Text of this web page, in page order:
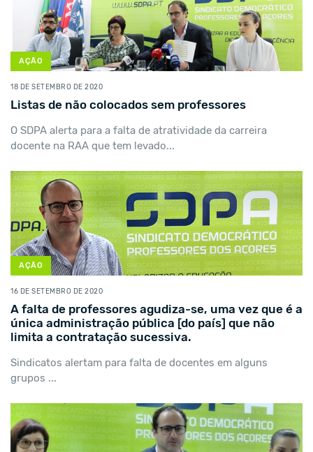
AÇÃO
18 DE SETEMBRO DE 2020
Listas de não colocados sem professores
O SDPA alerta para a falta de atratividade da carreira
docente na RAA que tem levado...
AÇÃO
16 DE SETEMBRO DE 2020
A falta de professores agudiza-se, uma vez que é a
única administração pública [do país] que não
limita a contratação sucessiva.
Sindicatos alertam para falta de docentes em alguns
grupos ...